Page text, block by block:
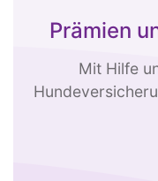
Prämien
Mit Hilfe